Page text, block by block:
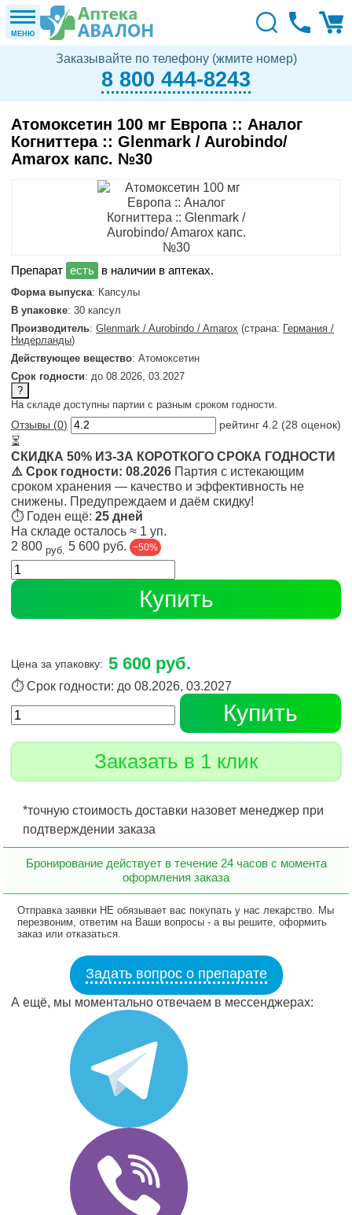
МЕНЮ
Заказывайте по телефону (жмите номер)
8 800 444-8243
Атомоксетин 100 мг Европа :: Аналог
Когниттера :: Glenmark / Aurobindo/
Amarox капс. №30
в наличии в аптеках.
Форма выпуска: Капсулы
В упаковке: 30 капсул
Производитель: Glenmark / Aurobindo / Amarox (страна: Германия /
Нидерланды)
Действующее вещество: Атомоксетин
Срок годности: до 08.2026, 03.2027
?
На складе доступны партии с разным сроком годности.
Отзывы (0) рейтинг 4.2 (28 оценок)
⏳
СКИДКА 50% ИЗ-ЗА КОРОТКОГО СРОКА ГОДНОСТИ
⚠️ Срок годности: 08.2026 Партия с истекающим
сроком хранения — качество и эффективность не
снижены. Предупреждаем и даём скидку!
⏱ Годен ещё: 25 дней
На складе осталось ≈ 1 уп.
2 800 руб. 5 600 руб. −50%
Купить
Цена за упаковку: 5 600 руб.
⏱ Срок годности: до 08.2026, 03.2027
Купить
Заказать в 1 клик
*точную стоимость доставки назовет менеджер при
подтверждении заказа
Бронирование действует в течение 24 часов с момента
оформления заказа
Отправка заявки НЕ обязывает вас покупать у нас лекарство. Мы
перезвоним, ответим на Ваши вопросы - а вы решите, оформить
заказ или отказаться.
Задать вопрос о препарате
А ещё, мы моментально отвечаем в мессенджерах: